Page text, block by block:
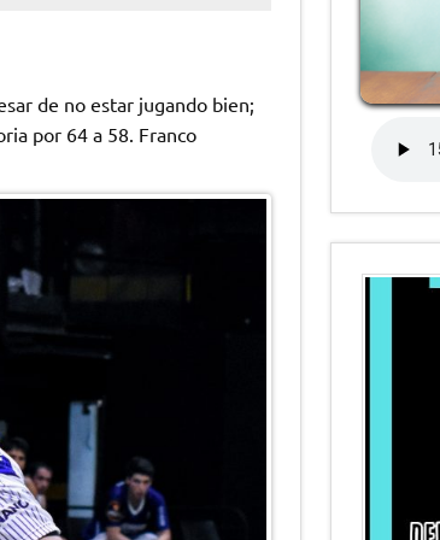
de no estar jugando bien;
por 64 a 58. Franco